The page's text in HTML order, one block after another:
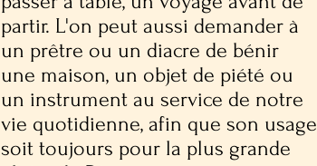
partir. L'on peut aussi demander à
un prêtre ou un diacre de bénir
une maison, un objet de piété ou
un instrument au service de notre
vie quotidienne, afin que son usage
soit toujours pour la plus grande